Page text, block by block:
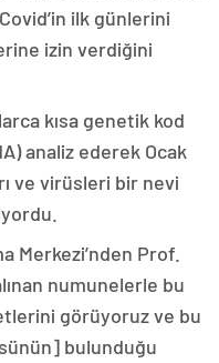
ilk günlerini
izin verdiğini
kısa genetik kod
analiz ederek Ocak
ve virüsleri bir nevi
Merkezi’nden Prof.
numunelerle bu
görüyoruz ve bu
bulunduğu